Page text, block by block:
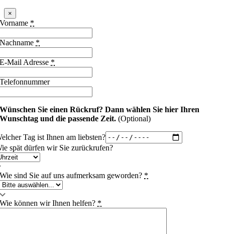
×
Vorname *
Nachname *
E-Mail Adresse *
Telefonnummer
Wünschen Sie einen Rückruf? Dann wählen Sie hier Ihren
Wunschtag und die passende Zeit.(Optional)
Tag ist Ihnen am liebsten?
spät dürfen wir Sie zurückrufen?
Wie sind Sie auf uns aufmerksam geworden? *
Wie können wir Ihnen helfen? *